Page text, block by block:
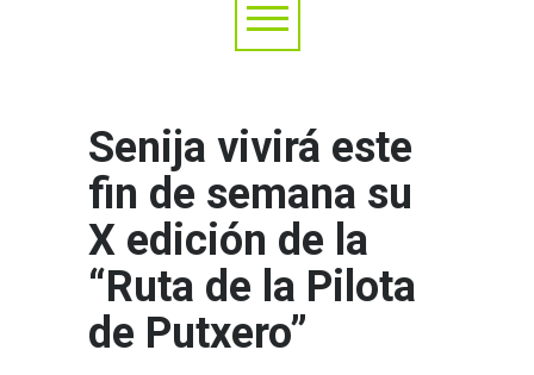
Senija vivirá este
fin de semana su
X edición de la
“Ruta de la Pilota
de Putxero”